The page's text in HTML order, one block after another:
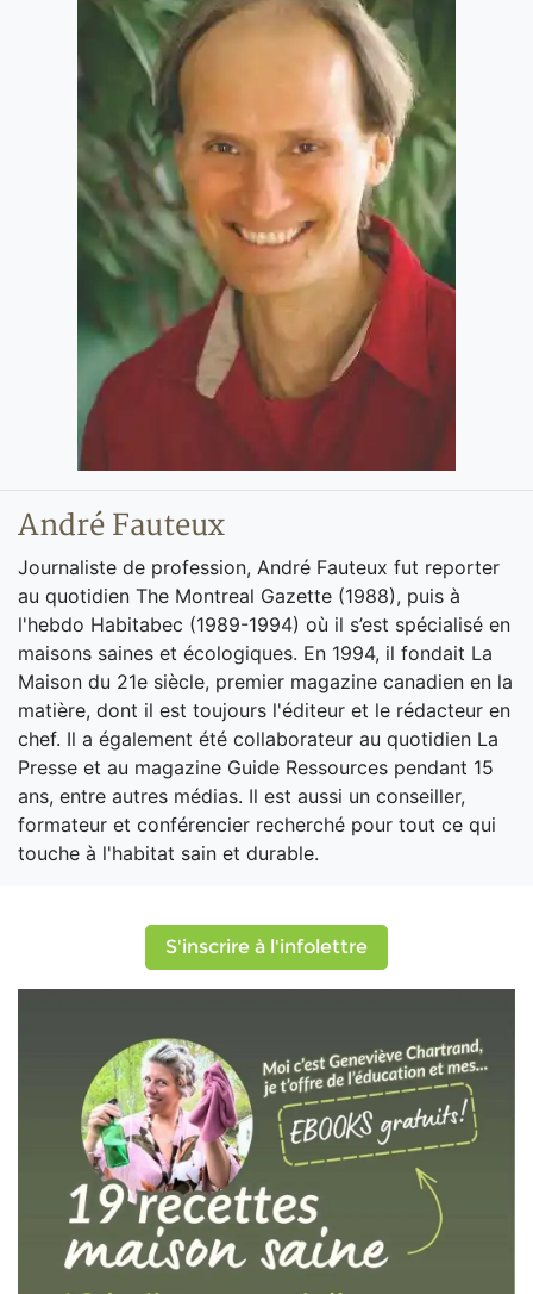
André Fauteux
Journaliste de profession, André Fauteux fut reporter
au quotidien The Montreal Gazette (1988), puis à
l'hebdo Habitabec (1989-1994) où il s’est spécialisé en
maisons saines et écologiques. En 1994, il fondait La
Maison du 21e siècle, premier magazine canadien en la
matière, dont il est toujours l'éditeur et le rédacteur en
chef. Il a également été collaborateur au quotidien La
Presse et au magazine Guide Ressources pendant 15
ans, entre autres médias. Il est aussi un conseiller,
formateur et conférencier recherché pour tout ce qui
touche à l'habitat sain et durable.
S'inscrire à l'infolettre